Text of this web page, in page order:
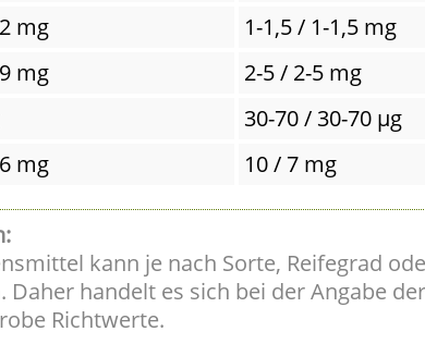
mg
1-1,5 / 1-1,5 mg
mg
2-5 / 2-5 mg
30-70 / 30-70 µg
mg 10 / 7 mg
kann je nach Sorte, Reifegrad
handelt es sich bei der Angabe der
Richtwerte.